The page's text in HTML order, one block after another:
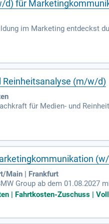
für
im Marketing entdeckst
Zielgruppenanalyse und die
drei Jahre (Verkürzung
dir Karrierewege wie
(m/w/d)
für Medien- und
Tests wie
Ausbildung in einem
Arbeitsweise sowie
Main | Frankfurt
Group ab dem 01.08.2027
wie Weihnachts- und
unsere vielen
Entdecken Sie mehr über
| Fahrtkosten-Zuschuss |